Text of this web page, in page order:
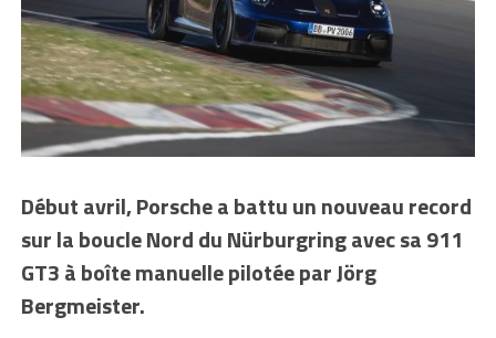
Début avril, Porsche a battu un nouveau record
sur la boucle Nord du Nürburgring avec sa 911
GT3 à boîte manuelle pilotée par Jörg
Bergmeister.